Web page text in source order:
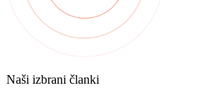
Naši izbrani članki